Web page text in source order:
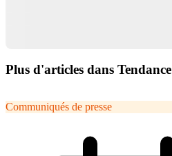
Plus d'articles dans Tendance
Communiqués de presse